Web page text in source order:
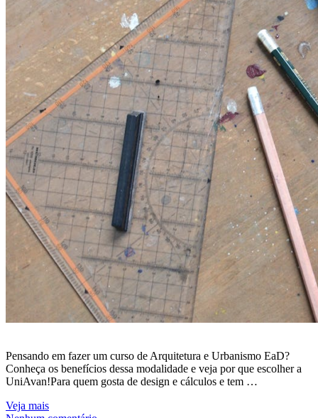
Pensando em fazer um curso de Arquitetura e Urbanismo EaD?
Conheça os benefícios dessa modalidade e veja por que escolher a
UniAvan!Para quem gosta de design e cálculos e tem …
Veja mais